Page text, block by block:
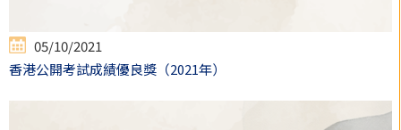
05/10/2021
香港公開考試成績優良獎（2021年）